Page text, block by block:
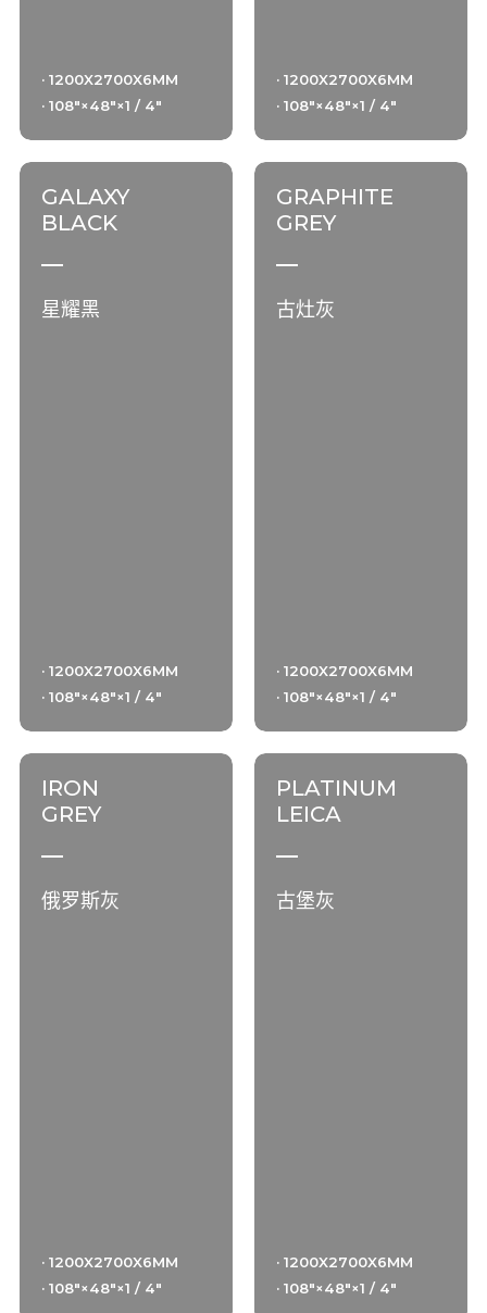
· 1200X2700X6MM
· 108"×48"×1 / 4"
· 1200X2700X6MM
· 108"×48"×1 / 4"
GALAXY
BLACK
星耀黑
· 1200X2700X6MM
· 108"×48"×1 / 4"
GRAPHITE
GREY
古灶灰
· 1200X2700X6MM
· 108"×48"×1 / 4"
IRON
GREY
俄罗斯灰
· 1200X2700X6MM
· 108"×48"×1 / 4"
PLATINUM
LEICA
古堡灰
· 1200X2700X6MM
· 108"×48"×1 / 4"